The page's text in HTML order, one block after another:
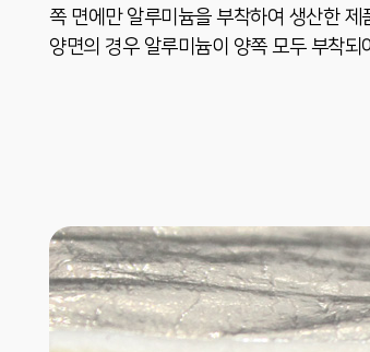
쪽 면에만 알루미늄을 부착하여 생산한 제
양면의 경우 알루미늄이 양쪽 모두 부착되